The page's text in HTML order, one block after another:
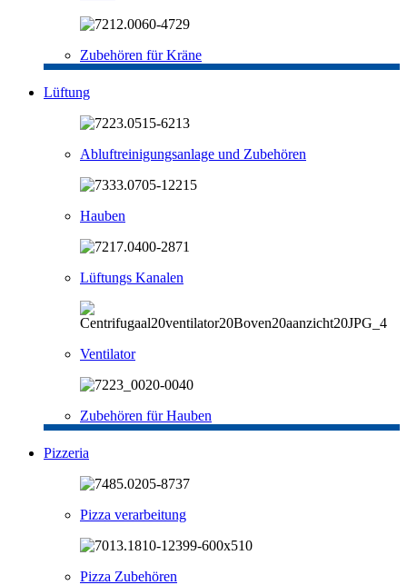
Zubehören für Kräne
Lüftung
Abluftreinigungsanlage und Zubehören
Hauben
Lüftungs Kanalen
Ventilator
Zubehören für Hauben
Pizzeria
Pizza verarbeitung
Pizza Zubehören